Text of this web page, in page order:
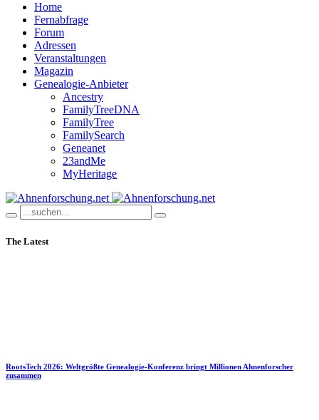
Home
Fernabfrage
Forum
Adressen
Veranstaltungen
Magazin
Genealogie-Anbieter
Ancestry
FamilyTreeDNA
FamilyTree
FamilySearch
Geneanet
23andMe
MyHeritage
The Latest
RootsTech 2026: Weltgrößte Genealogie-Konferenz bringt Millionen Ahnenforscher
zusammen